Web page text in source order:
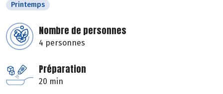
Printemps
Nombre de personnes
4 personnes
Préparation
20 min